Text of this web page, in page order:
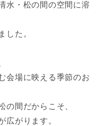
水・松の間の空間に溶
した。
会場に映える季節のお
の間だからこそ、
広がります。